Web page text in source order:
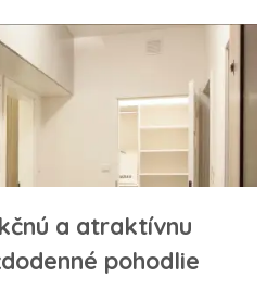
a atraktívnu
pohodlie